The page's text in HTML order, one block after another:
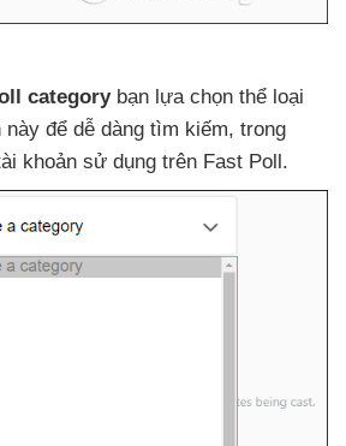
categorybạn lựa chọn thể loại
này để dễ dàng tìm kiếm, trong
khoản sử dụng trên Fast Poll.